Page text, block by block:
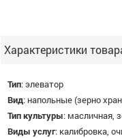
Характеристики
Тип:элеватор
Вид: напольные (зерно
Тип культуры: масличная,
Виды услуг: калибровка,